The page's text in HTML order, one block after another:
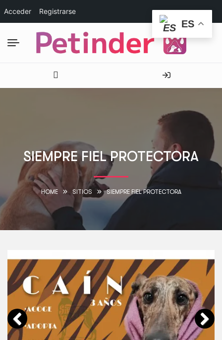
Acceder Registrarse
SIEMPRE FIEL PROTECTORA
HOME SITIOS SIEMPRE FIEL PROTECTORA
ES